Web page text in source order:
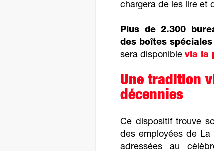
chargera de les lire et
Plus de 2.300
des boîtes
sera disponible via la
Une tradition
décennies
Ce dispositif trouve
des employées de
adressées au